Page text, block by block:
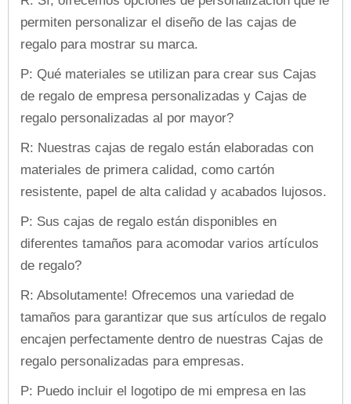
permiten personalizar el diseño de las cajas de
regalo para mostrar su marca.
P: Qué materiales se utilizan para crear sus Cajas
de regalo de empresa personalizadas y Cajas de
regalo personalizadas al por mayor?
R: Nuestras cajas de regalo están elaboradas con
materiales de primera calidad, como cartón
resistente, papel de alta calidad y acabados lujosos.
P: Sus cajas de regalo están disponibles en
diferentes tamaños para acomodar varios artículos
de regalo?
R: Absolutamente! Ofrecemos una variedad de
tamaños para garantizar que sus artículos de regalo
encajen perfectamente dentro de nuestras Cajas de
regalo personalizadas para empresas.
P: Puedo incluir el logotipo de mi empresa en las